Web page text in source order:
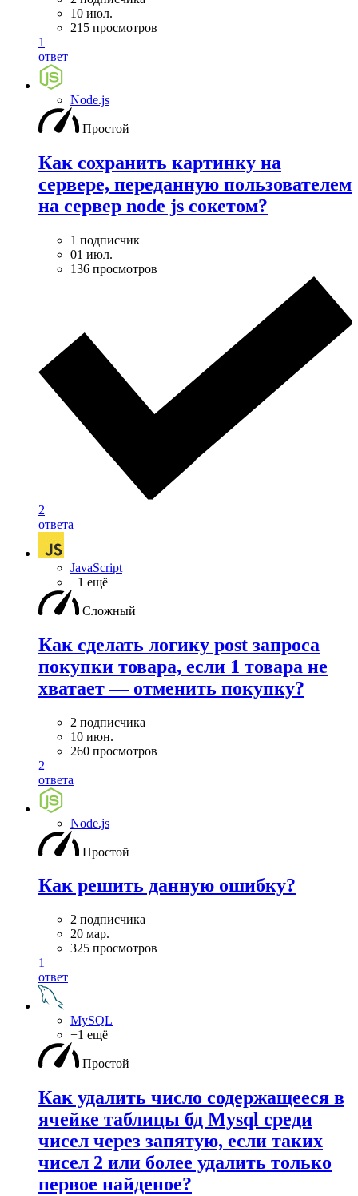
10 июл.
215 просмотров
1
ответ
Node.js
Простой
Как сохранить картинку на
сервере, переданную пользователем
на сервер node js сокетом?
1 подписчик
01 июл.
136 просмотров
2
ответа
JavaScript
+1 ещё
Сложный
Как сделать логику post запроса
покупки товара, если 1 товара не
хватает — отменить покупку?
2 подписчика
10 июн.
260 просмотров
2
ответа
Node.js
Простой
Как решить данную ошибку?
2 подписчика
20 мар.
325 просмотров
1
ответ
MySQL
+1 ещё
Простой
Как удалить число содержащееся в
ячейке таблицы бд Mysql среди
чисел через запятую, если таких
чисел 2 или более удалить только
первое найденое?